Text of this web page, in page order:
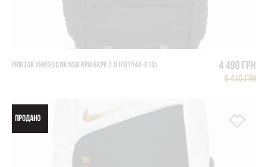
РЮКЗАК УНИСЕКС NK NSW RPM BKPK 2.0 (FD7544-010) 4 490 грн
6 410 грн
ПРОДАНО